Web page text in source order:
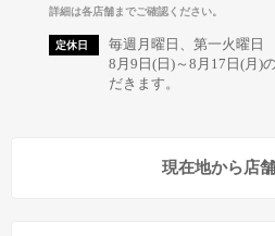
詳細は各店舗までご確認ください。
定休日
毎週月曜日、第一火曜日
8月9日(日)～8月17日(月)
だきます。
現在地から店